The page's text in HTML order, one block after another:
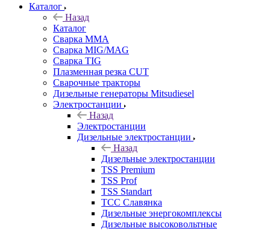
Каталог
Назад
Каталог
Сварка MMA
Сварка MIG/MAG
Сварка TIG
Плазменная резка CUT
Сварочные тракторы
Дизельные генераторы Mitsudiesel
Электростанции
Назад
Электростанции
Дизельные электростанции
Назад
Дизельные электростанции
TSS Premium
TSS Prof
TSS Standart
ТСС Славянка
Дизельные энергокомплексы
Дизельные высоковольтные